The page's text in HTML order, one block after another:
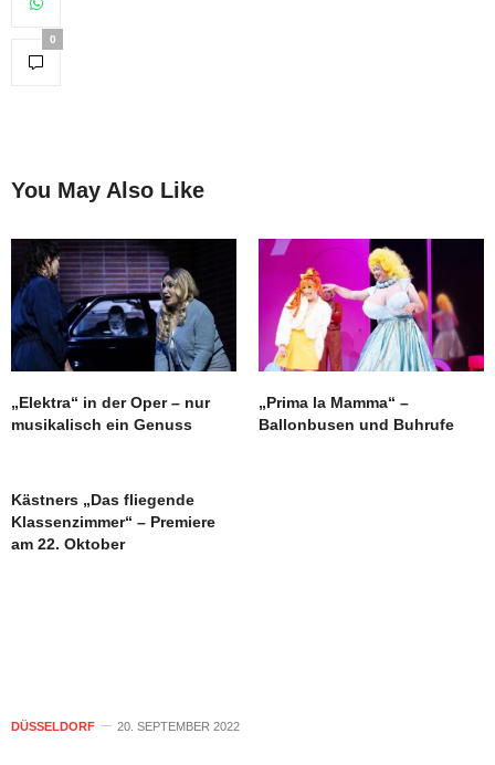
0
You May Also Like
„Elektra“ in der Oper – nur
musikalisch ein Genuss
„Prima la Mamma“ –
Ballonbusen und Buhrufe
Kästners „Das fliegende
Klassenzimmer“ – Premiere
am 22. Oktober
DÜSSELDORF 20. SEPTEMBER 2022